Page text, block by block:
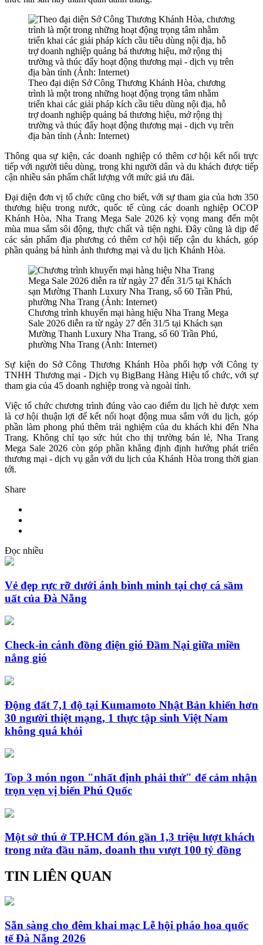
Theo đại diện Sở Công Thương Khánh Hòa, chương
trình là một trong những hoạt động trọng tâm nhằm
triển khai các giải pháp kích cầu tiêu dùng nội địa, hỗ
trợ doanh nghiệp quảng bá thương hiệu, mở rộng thị
trường và thúc đẩy hoạt động thương mại - dịch vụ trên
địa bàn tỉnh (Ảnh: Internet)
Thông qua sự kiện, các doanh nghiệp có thêm cơ hội kết nối trực
tiếp với người tiêu dùng, trong khi người dân và du khách được tiếp
cận nhiều sản phẩm chất lượng với mức giá ưu đãi.
Đại diện đơn vị tổ chức cũng cho biết, với sự tham gia của hơn 350
thương hiệu trong nước, quốc tế cùng các doanh nghiệp OCOP
Khánh Hòa, Nha Trang Mega Sale 2026 kỳ vọng mang đến một
mùa mua sắm sôi động, thực chất và tiện nghi. Đây cũng là dịp để
các sản phẩm địa phương có thêm cơ hội tiếp cận du khách, góp
phần quảng bá hình ảnh thương mại và du lịch Khánh Hòa.
Chương trình khuyến mại hàng hiệu Nha Trang Mega
Sale 2026 diễn ra từ ngày 27 đến 31/5 tại Khách sạn
Mường Thanh Luxury Nha Trang, số 60 Trần Phú,
phường Nha Trang (Ảnh: Internet)
Sự kiện do Sở Công Thương Khánh Hòa phối hợp với Công ty
TNHH Thương mại - Dịch vụ BigBang Hàng Hiệu tổ chức, với sự
tham gia của 45 doanh nghiệp trong và ngoài tỉnh.
Việc tổ chức chương trình đúng vào cao điểm du lịch hè được xem
là cơ hội thuận lợi để kết nối hoạt động mua sắm với du lịch, góp
phần làm phong phú thêm trải nghiệm của du khách khi đến Nha
Trang. Không chỉ tạo sức hút cho thị trường bán lẻ, Nha Trang
Mega Sale 2026 còn góp phần khẳng định định hướng phát triển
thương mại - dịch vụ gắn với du lịch của Khánh Hòa trong thời gian
tới.
Share
Đọc nhiều
Vẻ đẹp rực rỡ dưới ánh bình minh tại chợ cá sầm
uất của Đà Nẵng
Check-in cánh đồng điện gió Đầm Nại giữa miền
nắng gió
Động đất 7,1 độ tại Kumamoto Nhật Bản khiến hơn
30 người thiệt mạng, 1 thực tập sinh Việt Nam
không quá khỏi
Top 3 món ngon "nhất định phải thử" để cảm nhận
trọn vẹn vị biển Phú Quốc
Một sở thú ở TP.HCM đón gần 1,3 triệu lượt khách
trong nửa đầu năm, doanh thu vượt 100 tỷ đồng
TIN LIÊN QUAN
Sẵn sàng cho đêm khai mạc Lễ hội pháo hoa quốc
tế Đà Nẵng 2026